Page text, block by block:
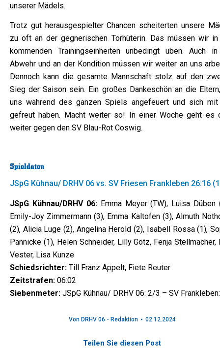
unserer Mädels.
Trotz gut herausgespielter Chancen scheiterten unsere
zu oft an der gegnerischen Torhüterin. Das müssen wir
kommenden Trainingseinheiten unbedingt üben. Auch
Abwehr und an der Kondition müssen wir weiter an uns
Dennoch kann die gesamte Mannschaft stolz auf den
Sieg der Saison sein. Ein großes Dankeschön an die
uns während des ganzen Spiels angefeuert und sich
gefreut haben. Macht weiter so! In einer Woche geht es
weiter gegen den SV Blau-Rot Coswig.
Spieldaten
JSpG Kühnau/ DRHV 06 vs. SV Friesen Frankleben 26:16
JSpG Kühnau/DRHV 06:Emma Meyer (TW), Luisa Düben
Emily-Joy Zimmermann (3), Emma Kaltofen (3), Almuth
(2), Alicia Luge (2), Angelina Herold (2), Isabell Rossa (1),
Pannicke (1), Helen Schneider, Lilly Götz, Fenja Stellmacher,
Vester, Lisa Kunze
Schiedsrichter: Till Franz Appelt, Fiete Reuter
Zeitstrafen: 06:02
Siebenmeter: JSpG Kühnau/ DRHV 06: 2/3 – SV
Von DRHV 06 - Redaktion 02.12.2024
Teilen Sie diesen Post